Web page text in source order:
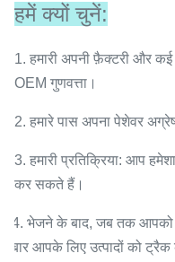
हमें क्यों चुनें:
1. हमारी अपनी फ़ैक्टरी और
OEM गुणवत्ता।
2. हमारे पास अपना पेशेवर
3. हमारी प्रतिक्रिया: आप
कर सकते हैं।
4. भेजने के बाद, जब तक आपको
बार आपके लिए उत्पादों को